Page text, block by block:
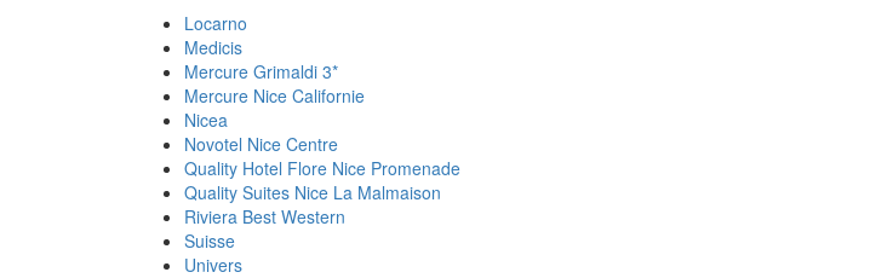
Locarno
Medicis
Mercure Grimaldi 3*
Mercure Nice Californie
Nicea
Novotel Nice Centre
Quality Hotel Flore Nice Promenade
Quality Suites Nice La Malmaison
Riviera Best Western
Suisse
Univers